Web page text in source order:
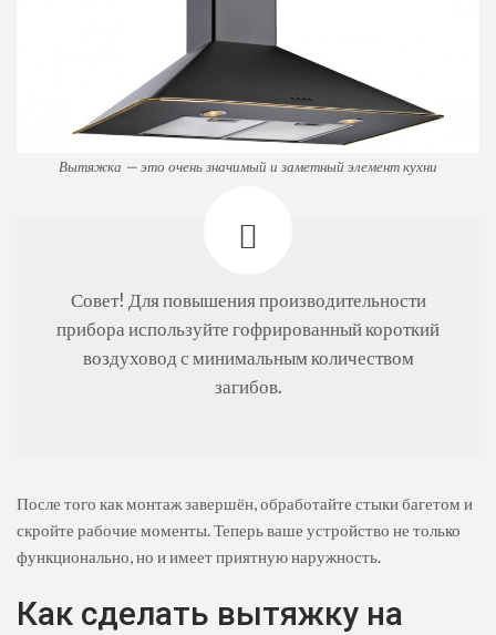
Вытяжка — это очень значимый и заметный элемент кухни
Совет! Для повышения производительности
прибора используйте гофрированный короткий
воздуховод с минимальным количеством
загибов.
После того как монтаж завершён, обработайте стыки багетом и
скройте рабочие моменты. Теперь ваше устройство не только
функционально, но и имеет приятную наружность.
Как сделать вытяжку на